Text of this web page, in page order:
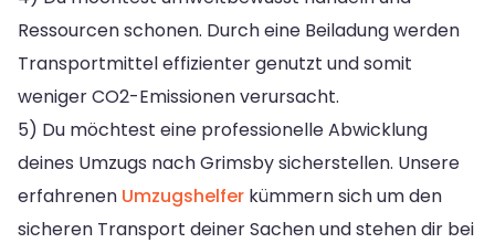
Ressourcen schonen. Durch eine Beiladung werden
Transportmittel effizienter genutzt und somit
weniger CO2-Emissionen verursacht.
5) Du möchtest eine professionelle Abwicklung
deines Umzugs nach Grimsby sicherstellen. Unsere
erfahrenen Umzugshelfer kümmern sich um den
sicheren Transport deiner Sachen und stehen dir bei